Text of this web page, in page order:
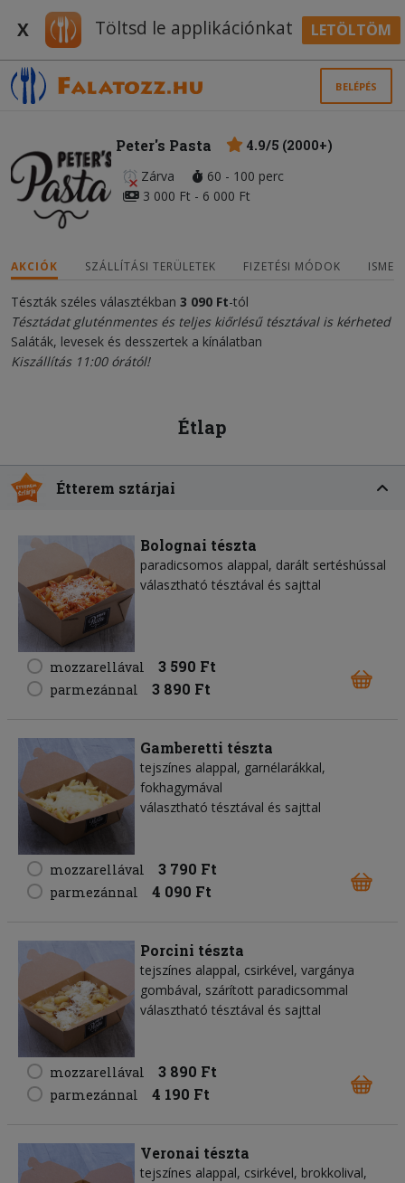
X Töltsd le applikációnkat LETÖLTÖM
BELÉPÉS
Peter's Pasta
4.9/5 (2000+)
Zárva
60 - 100 perc
3 000 Ft - 6 000 Ft
AKCIÓK SZÁLLÍTÁSI TERÜLETEK FIZETÉSI MÓDOK
Tészták széles választékban 3 090 Ft-tól
Tésztádat gluténmentes és teljes kiőrlésű tésztával is kérheted
Saláták, levesek és desszertek a kínálatban
Kiszállítás 11:00 órától!
Étlap
Étterem sztárjai
Bolognai tészta
paradicsomos alappal, darált sertéshússal
választható tésztával és sajttal
mozzarellával 3 590 Ft
parmezánnal 3 890 Ft
Gamberetti tészta
tejszínes alappal, garnélarákkal,
fokhagymával
választható tésztával és sajttal
mozzarellával 3 790 Ft
parmezánnal 4 090 Ft
Porcini tészta
tejszínes alappal, csirkével, vargánya
gombával, szárított paradicsommal
választható tésztával és sajttal
mozzarellával 3 890 Ft
parmezánnal 4 190 Ft
Veronai tészta
tejszínes alappal, csirkével, brokkolival,